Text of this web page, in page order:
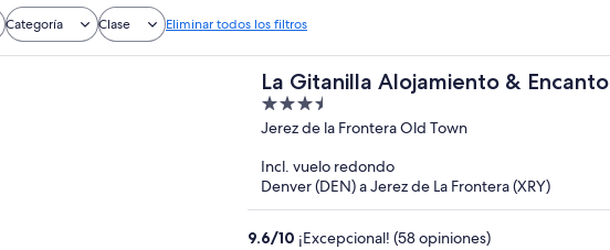
Categoría Clase Eliminar todos los filtros
La Gitanilla Alojamiento & Encanto
3.5
out
5
Jerez de la Frontera Old Town
Incl. vuelo redondo
Denver (DEN) a Jerez de La Frontera (XRY)
9.6/10 ¡Excepcional! (58 opiniones)